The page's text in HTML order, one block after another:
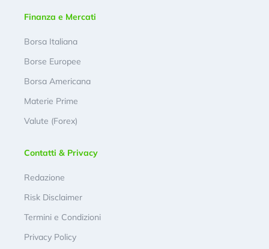
Finanza e Mercati
Borsa Italiana
Borse Europee
Borsa Americana
Materie Prime
Valute (Forex)
Contatti & Privacy
Redazione
Risk Disclaimer
Termini e Condizioni
Privacy Policy